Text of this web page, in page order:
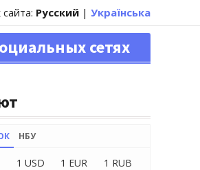
Русский | Українська
сетях
НБУ
1 USD 1 EUR 1 RUB